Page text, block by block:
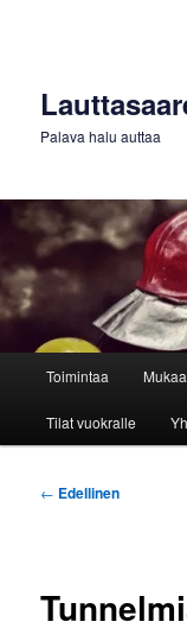
Palava halu auttaa
Toimintaa
Tilat vuokralle
Artikkelien
← Edellinen